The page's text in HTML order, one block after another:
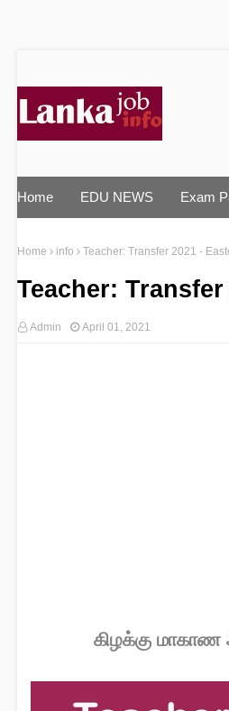
Home EDU NEWS Exam
Home info Teacher: Transfer 2021 -
Teacher:
Admin April 01, 2021
கிழக்கு மாகாண